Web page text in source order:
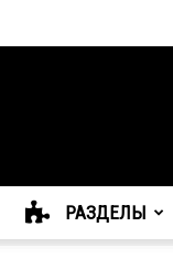
РАЗДЕЛЫ